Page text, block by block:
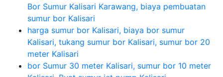
Bor Sumur Kalisari Karawang, biaya pembuatan
sumur bor Kalisari
harga sumur bor Kalisari, biaya bor sumur
Kalisari, tukang sumur bor Kalisari, sumur bor 20
meter Kalisari
bor Sumur 30 meter Kalisari, sumur bor 10 meter